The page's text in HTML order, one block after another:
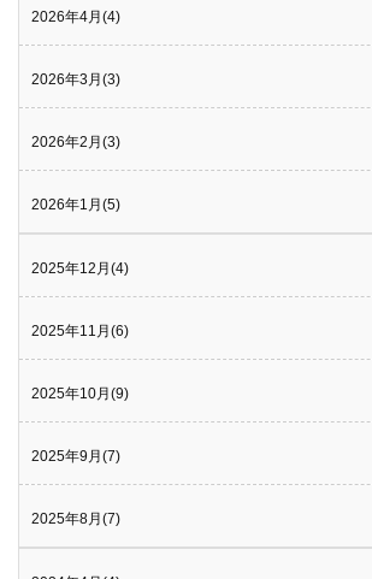
2026年4月(4)
2026年3月(3)
2026年2月(3)
2026年1月(5)
2025年12月(4)
2025年11月(6)
2025年10月(9)
2025年9月(7)
2025年8月(7)